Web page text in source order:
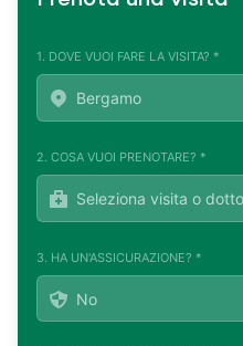
1. DOVE VUOI FARE LA VISITA? *
2. COSA VUOI PRENOTARE? *
3. HA UN'ASSICURAZIONE? *